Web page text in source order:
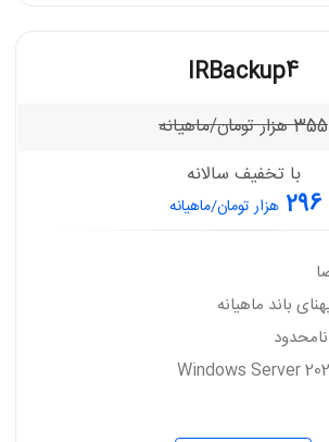
IRBackup4
355هزار تومان/ماهیانه
با تخفیف سالانه
296 هزار تومان/ماهیانه